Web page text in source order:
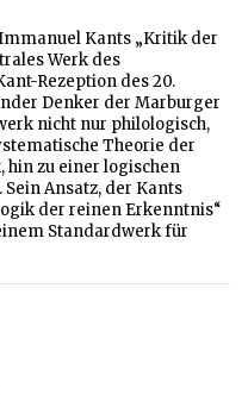
Kants „Kritik der
Werk des
Rezeption des 20.
Denker der Marburger
nicht nur philologisch,
Theorie der
hin zu einer logischen
Ansatz, der Kants
der reinen Erkenntnis“
Standardwerk für